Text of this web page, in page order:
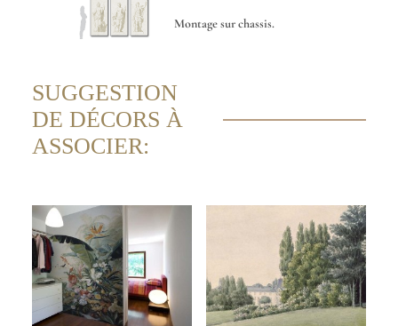
Montage sur chassis.
SUGGESTION
DE DÉCORS À
ASSOCIER: